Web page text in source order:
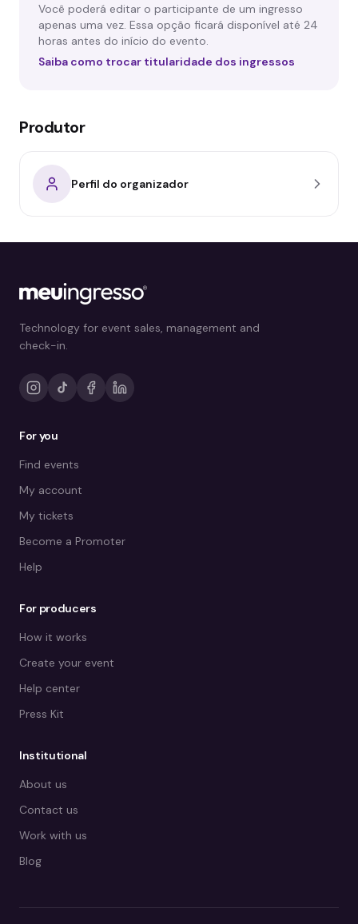
Você poderá editar o participante de um ingresso
apenas uma vez. Essa opção ficará disponível até 24
horas antes do início do evento.
Saiba como trocar titularidade dos ingressos
Produtor
Perfil do organizador
Technology for event sales, management and
check-in.
For you
Find events
My account
My tickets
Become a Promoter
Help
For producers
How it works
Create your event
Help center
Press Kit
Institutional
About us
Contact us
Work with us
Blog